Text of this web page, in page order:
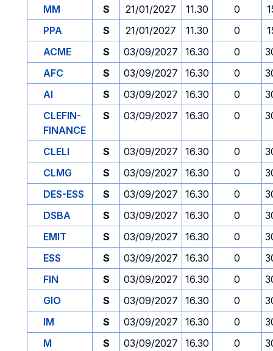
MM
S 21/01/2027 11.30 0
PPA
S 21/01/2027 11.30 0
ACME
S 03/09/2027 16.30 0
AFC
S 03/09/2027 16.30 0
AI
S 03/09/2027 16.30 0
CLEFIN-
FINANCE
S 03/09/2027 16.30 0
CLELI S 03/09/2027 16.30 0
CLMG
S 03/09/2027 16.30 0
DES-ESS
S 03/09/2027 16.30 0
DSBA
S 03/09/2027 16.30 0
EMIT
S 03/09/2027 16.30 0
ESS
S 03/09/2027 16.30 0
FIN
S 03/09/2027 16.30 0
GIO
S 03/09/2027 16.30 0
IM
S 03/09/2027 16.30 0
M
S 03/09/2027 16.30 0